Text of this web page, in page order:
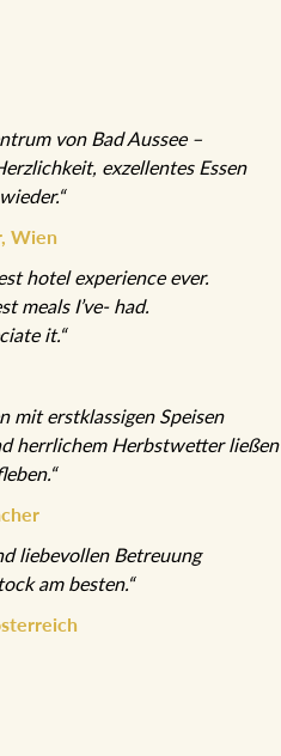
von Bad Aussee –
exzellentes Essen
Wien
hotel experience ever.
meals I’ve- had.
it.“
mit erstklassigen Speisen
herrlichem Herbstwetter
liebevollen Betreuung
am besten.“